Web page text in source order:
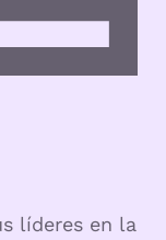
líderes en la